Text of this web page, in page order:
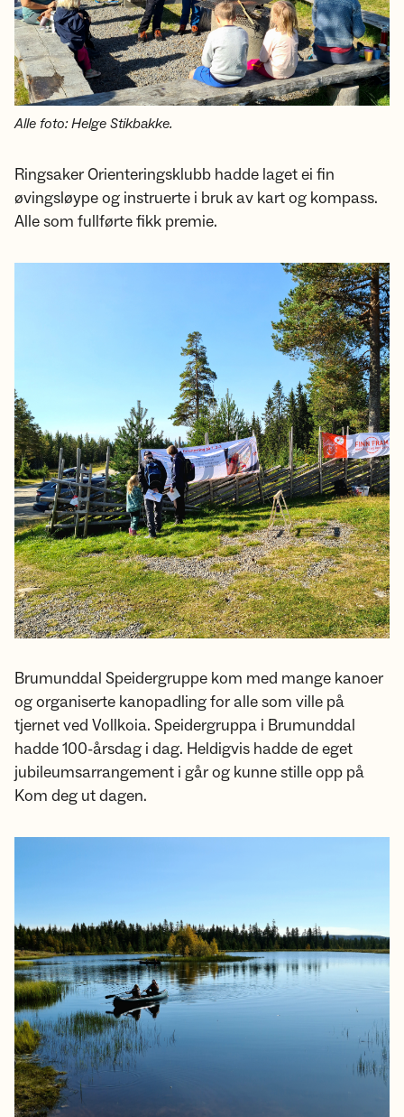
Alle foto: Helge Stikbakke.
Ringsaker Orienteringsklubb hadde laget ei fin
øvingsløype og instruerte i bruk av kart og kompass.
Alle som fullførte fikk premie.
Brumunddal Speidergruppe kom med mange kanoer
og organiserte kanopadling for alle som ville på
tjernet ved Vollkoia. Speidergruppa i Brumunddal
hadde 100-årsdag i dag. Heldigvis hadde de eget
jubileumsarrangement i går og kunne stille opp på
Kom deg ut dagen.